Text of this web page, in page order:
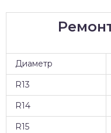
Диаметр
R13
R14
R15